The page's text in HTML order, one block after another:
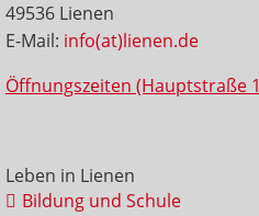
49536 Lienen
E-Mail: info(at)lienen.de
Öffnungszeiten (Hauptstraße
Leben in Lienen
Bildung und Schule